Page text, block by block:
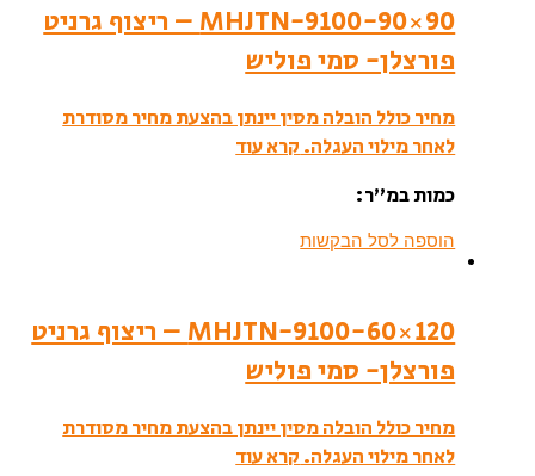
MHJTN-9100-90×90 – ריצוף גרניט
פורצלן- סמי פוליש
מחיר כולל הובלה מסין יינתן בהצעת מחיר מסודרת
לאחר מילוי העגלה. קרא עוד
כמות במ”ר:
הוספה לסל הבקשות
MHJTN-9100-60×120 – ריצוף גרניט
פורצלן- סמי פוליש
מחיר כולל הובלה מסין יינתן בהצעת מחיר מסודרת
לאחר מילוי העגלה.קרא עוד